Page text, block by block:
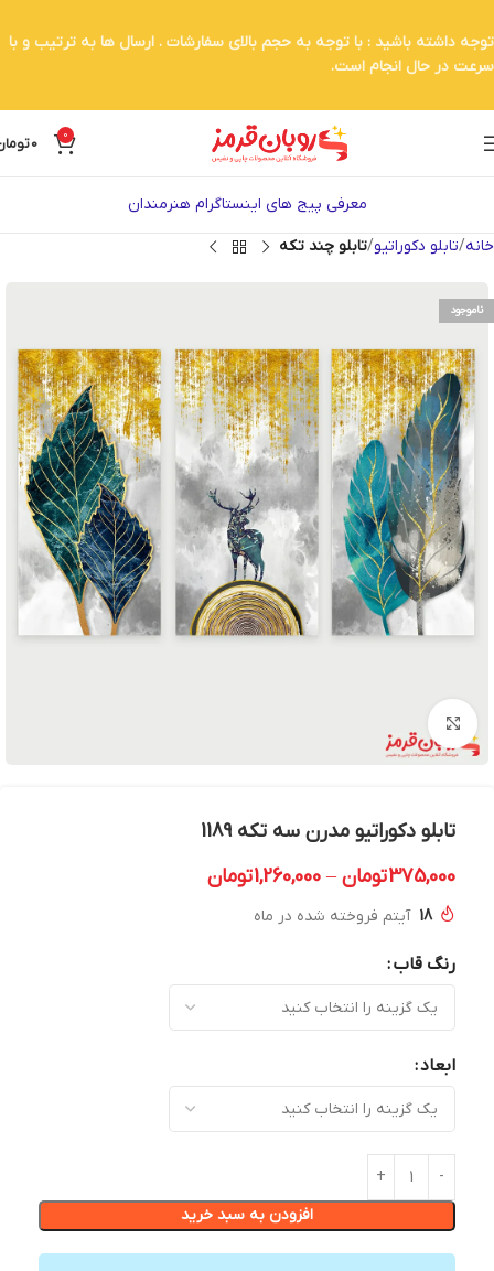
0
0
معرفی پیج های اینستاگرام هنرمندان
خانه تابلو دکوراتیو تابلو چند تکه
ناموجود
بزرگنمایی تصویر
تابلو دکوراتیو مدرن سه تکه 1189
375,000تومان –
1,260,000تومان
18 آیتم فروخته شده در ماه
رنگ قاب
ابعاد
افزودن به سبد خرید
توجه داشته باشید : با توجه به حجم بالای سفارشات . ارسال ها به ترتیب و با
سرعت در حال انجام است.